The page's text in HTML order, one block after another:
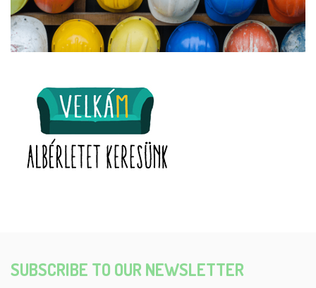
SUBSCRIBE TO OUR NEWSLETTER